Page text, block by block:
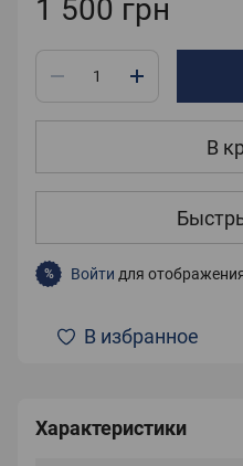
1 500 грн
В
% Войти для
В избранное
Характеристики